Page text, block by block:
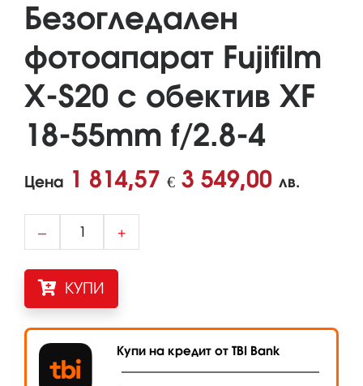
Безогледален
фотоапарат Fujifilm
X-S20 с обектив XF
18-55mm f/2.8-4
Цена 1 814,57 € 3 549,00 лв.
– +
КУПИ
Купи на кредит от TBI Bank